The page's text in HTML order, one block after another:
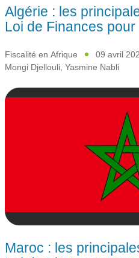
Algérie : les
Loi de Finances
Fiscalité en Afrique
09 avril
Mongi Djellouli, Yasmine Nabli
Maroc : les